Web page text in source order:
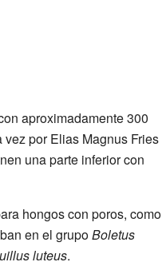
aproximadamente 300
por Elias Magnus Fries
una parte inferior con
hongos con poros, como
en el grupoBoletus
luteus.